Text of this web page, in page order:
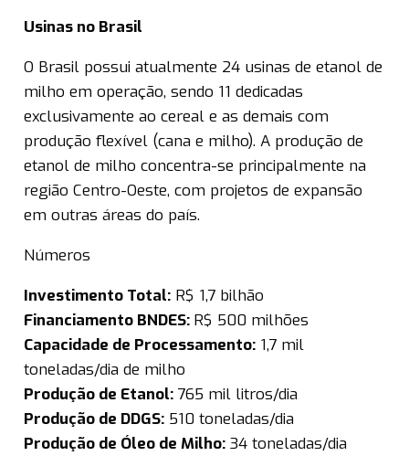
Usinas no Brasil
O Brasil possui atualmente 24 usinas de etanol de
milho em operação, sendo 11 dedicadas
exclusivamente ao cereal e as demais com
produção flexível (cana e milho). A produção de
etanol de milho concentra-se principalmente na
região Centro-Oeste, com projetos de expansão
em outras áreas do país.
Números
Investimento Total: R$ 1,7 bilhão
Financiamento BNDES: R$ 500 milhões
Capacidade de Processamento: 1,7 mil
toneladas/dia de milho
Produção de Etanol: 765 mil litros/dia
Produção de DDGS: 510 toneladas/dia
Produção de Óleo de Milho: 34 toneladas/dia